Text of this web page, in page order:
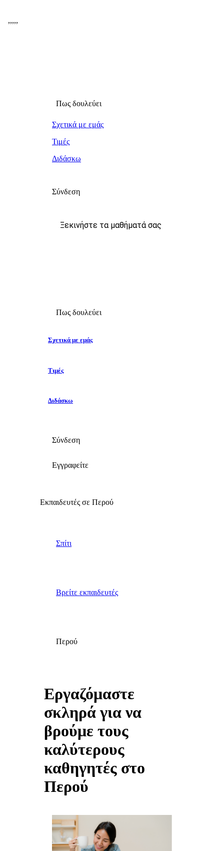
,,,,,
Πως δουλεύει
Σχετικά με εμάς
Τιμές
Διδάσκω
Σύνδεση
Ξεκινήστε τα μαθήματά σας
Πως δουλεύει
Σχετικά με εμάς
Τιμές
Διδάσκω
Σύνδεση
Εγγραφείτε
Εκπαιδευτές σε Περού
Σπίτι
Βρείτε εκπαιδευτές
Περού
Εργαζόμαστε
σκληρά για να
βρούμε τους
καλύτερους
καθηγητές στο
Περού